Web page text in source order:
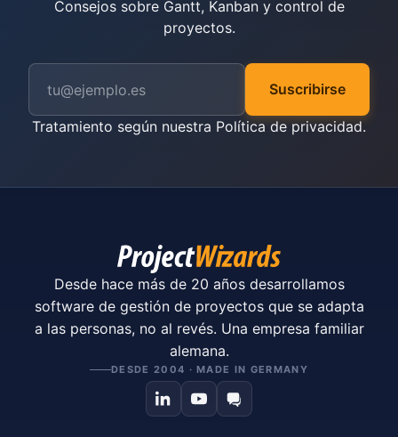
Consejos sobre Gantt, Kanban y control de
proyectos.
Suscribirse
Tratamiento según nuestra Política de privacidad.
Desde hace más de 20 años desarrollamos
software de gestión de proyectos que se adapta
a las personas, no al revés. Una empresa familiar
alemana.
DESDE 2004 · MADE IN GERMANY